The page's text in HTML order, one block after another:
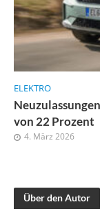
ELEKTRO
von 22 Prozent
4. März 2026
Über den Autor